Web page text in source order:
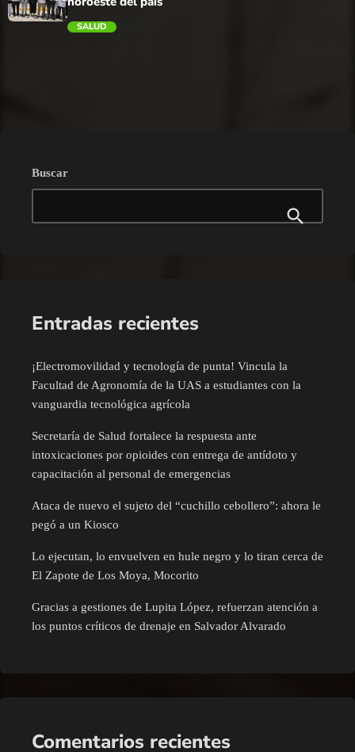
SALUD
Buscar
Entradas recientes
¡Electromovilidad y tecnología de punta! Vincula la
Facultad de Agronomía de la UAS a estudiantes con la
vanguardia tecnológica agrícola
Secretaría de Salud fortalece la respuesta ante
intoxicaciones por opioides con entrega de antídoto y
capacitación al personal de emergencias
Ataca de nuevo el sujeto del “cuchillo cebollero”: ahora le
pegó a un Kiosco
Lo ejecutan, lo envuelven en hule negro y lo tiran cerca de
El Zapote de Los Moya, Mocorito
Gracias a gestiones de Lupita López, refuerzan atención a
los puntos críticos de drenaje en Salvador Alvarado
Comentarios recientes